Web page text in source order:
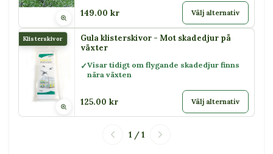
149.00 kr Välj alternativ
Klisterskivor
Gula klisterskivor - Mot skadedjur på
växter
Visar tidigt om flygande skadedjur finns
nära växten
125.00 kr Välj alternativ
1 / 1